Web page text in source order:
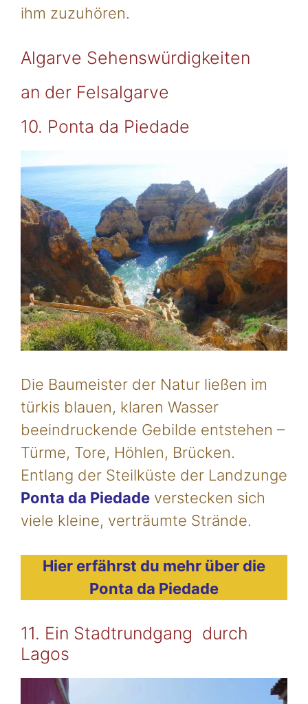
ihm zuzuhören.
Algarve Sehenswürdigkeiten
an der Felsalgarve
10. Ponta da Piedade
Die Baumeister der Natur ließen im
türkis blauen, klaren Wasser
beeindruckende Gebilde entstehen –
Türme, Tore, Höhlen, Brücken.
Entlang der Steilküste der Landzunge
Ponta da Piedade verstecken sich
viele kleine, verträumte Strände.
Hier erfährst du mehr über die
Ponta da Piedade
11. Ein Stadtrundgang durch
Lagos